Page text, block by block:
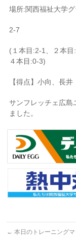
場所:関西福祉大学
2-7
(１本目:2-1、２本目
４本目:0-3)
【得点】小向、長井
サンフレッチェ広島
ました。
← 本日のトレーニング